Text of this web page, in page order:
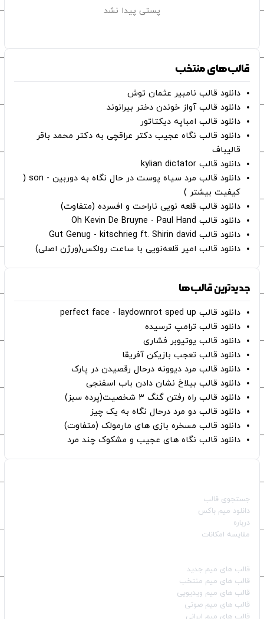
پستی پیدا نشد
قالب‌های منتخب
دانلود قالب نامبیر عثمان ‌توش
دانلود قالب آواز خوندن دختر بیرانوند
دانلود قالب امباپه دیکتاتور
دانلود قالب نگاه عجیب دکتر عراقچی به دکتر محمد باقر
قالیباف
دانلود قالب kylian dictator
دانلود قالب مرد سیاه پوست در حال نگاه به دوربین - son (
کیفیت بیشتر )
دانلود قالب قلعه نویی ناراحت و افسرده (متفاوت)
دانلود قالب Oh Kevin De Bruyne - Paul Hand
دانلود قالب Gut Genug - kitschrieg ft. Shirin david
دانلود قالب امیر قلعه‌نویی با ساعت رولکس(ورژن اصلی)
جدیدترین قالب‌ها
دانلود قالب perfect face - laydownrot sped up
دانلود قالب ترامپ ترسیده
دانلود قالب یوتیوبر فشاری
دانلود قالب تعجب بازیکن آفریقا
دانلود قالب مرد دیوونه درحال رقصیدن در پارک
دانلود قالب بیلاخ نشان دادن باب اسفنجی
دانلود قالب راه رفتن گنگ ۳ شخصیت(پرده سبز)
دانلود قالب دو مرد درحال نگاه به یک چیز
دانلود قالب مسخره بازی های مارمولک (متفاوت)
دانلود قالب نگاه های عجیب و مشکوک چند مرد
جستجوی قالب
دانلود میم باکس
درباره
مقایسه امکانات
قالب‌ های میم جدید
قالب‌ های میم منتخب
قالب‌ های میم ویدیویی
قالب‌ های میم صوتی
قالب‌ های میم ایرانی